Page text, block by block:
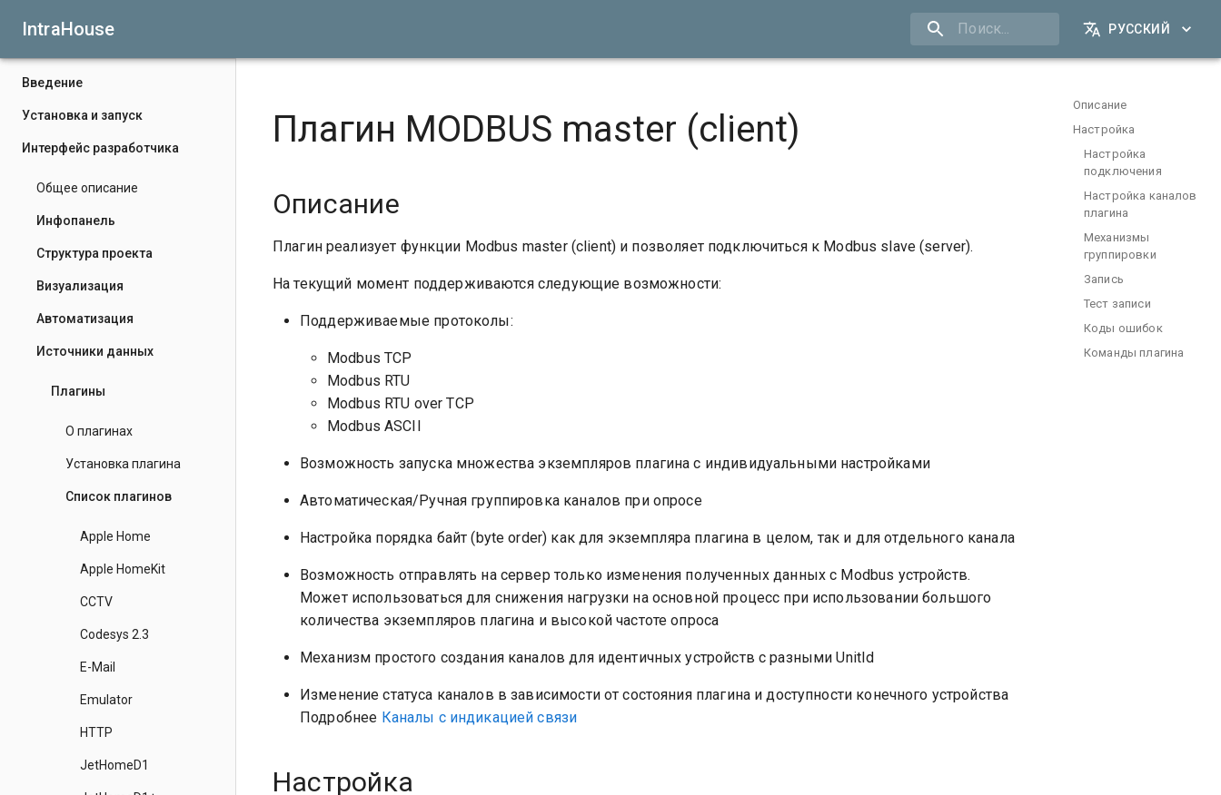
IntraHouse РУССКИЙ
Введение
Установка и запуск
Интерфейс разработчика
Общее описание
Инфопанель
Структура проекта
Визуализация
Автоматизация
Источники данных
Плагины
О плагинах
Установка плагина
Список плагинов
Apple Home
Apple HomeKit
CCTV
Codesys 2.3
E-Mail
Emulator
HTTP
JetHomeD1
Описание
Настройка
Настройка
подключения
Настройка каналов
плагина
Механизмы
группировки
Запись
Тест записи
Коды ошибок
Команды плагина
Плагин MODBUS master (client)
Описание
Плагин реализует функции Modbus master (client) и позволяет подключиться к Modbus slave (server).
На текущий момент поддерживаются следующие возможности:
Поддерживаемые протоколы:
Modbus TCP
Modbus RTU
Modbus RTU over TCP
Modbus ASCII
Возможность запуска множества экземпляров плагина с индивидуальными настройками
Автоматическая/Ручная группировка каналов при опросе
Настройка порядка байт (byte order) как для экземпляра плагина в целом, так и для отдельного канала
Возможность отправлять на сервер только изменения полученных данных с Modbus устройств.
Может использоваться для снижения нагрузки на основной процесс при использовании большого
количества экземпляров плагина и высокой частоте опроса
Механизм простого создания каналов для идентичных устройств c разными UnitId
Изменение статуса каналов в зависимости от состояния плагина и доступности конечного устройства
Подробнее Каналы с индикацией связи
Настройка